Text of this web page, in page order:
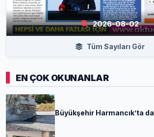
2026-08-02
Tüm Sayıları Gör
EN ÇOK OKUNANLAR
Büyükşehir Harmancık’ta